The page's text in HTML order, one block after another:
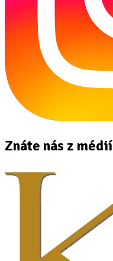
Znáte nás z médií